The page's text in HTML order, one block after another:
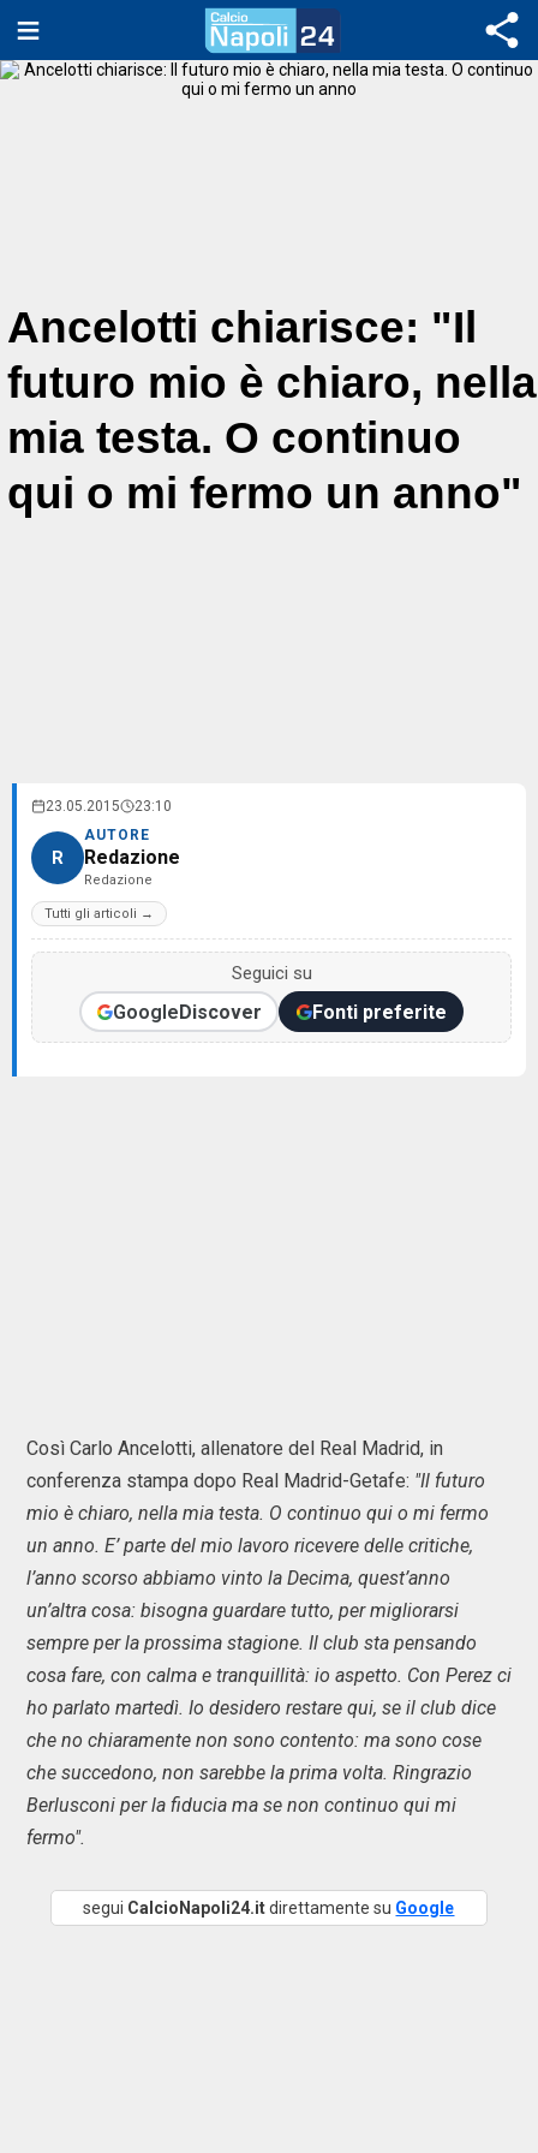
Ancelotti chiarisce: "Il
futuro mio è chiaro, nella
mia testa. O continuo
qui o mi fermo un anno"
23.05.2015 23:10
R
AUTORE
Redazione
Redazione
Tutti gli articoli →
Seguici su
GoogleDiscover Fonti preferite
Così Carlo Ancelotti, allenatore del Real Madrid, in
conferenza stampa dopo Real Madrid-Getafe: "Il futuro
mio è chiaro, nella mia testa. O continuo qui o mi fermo
un anno. E’ parte del mio lavoro ricevere delle critiche,
l’anno scorso abbiamo vinto la Decima, quest’anno
un’altra cosa: bisogna guardare tutto, per migliorarsi
sempre per la prossima stagione. Il club sta pensando
cosa fare, con calma e tranquillità: io aspetto. Con Perez ci
ho parlato martedì. Io desidero restare qui, se il club dice
che no chiaramente non sono contento: ma sono cose
che succedono, non sarebbe la prima volta. Ringrazio
Berlusconi per la fiducia ma se non continuo qui mi
fermo".
segui CalcioNapoli24.itdirettamente su Google